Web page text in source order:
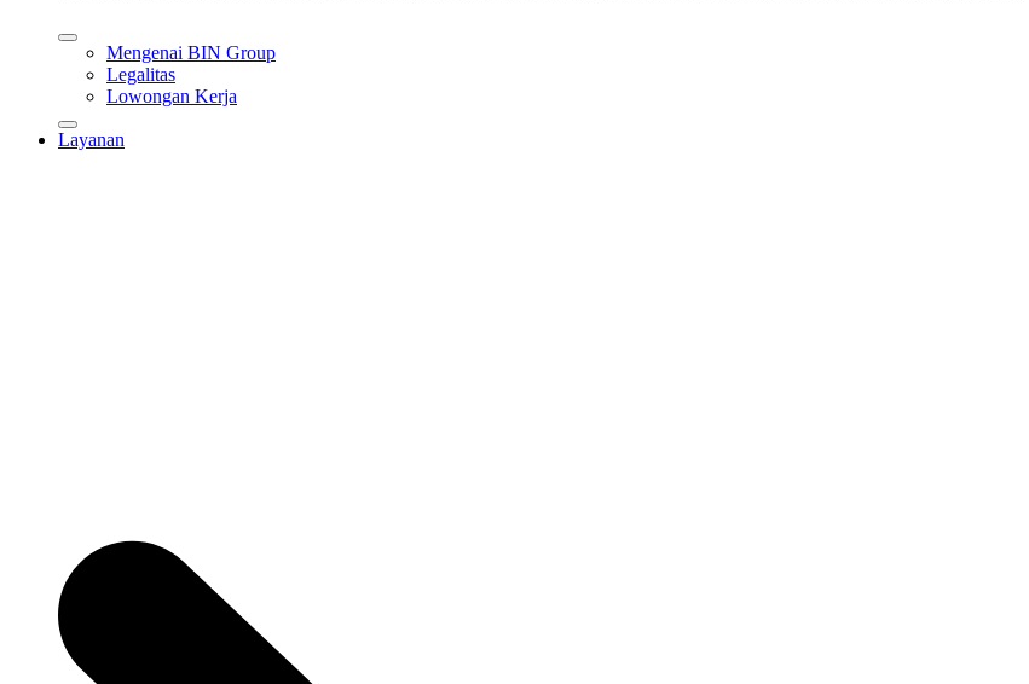
Mengenai BIN Group
Legalitas
Lowongan Kerja
Layanan